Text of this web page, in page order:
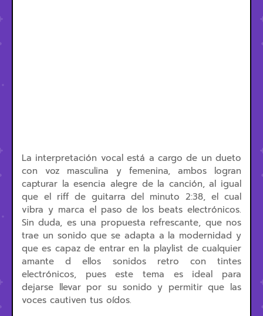
La interpretación vocal está a cargo de un dueto
con voz masculina y femenina, ambos logran
capturar la esencia alegre de la canción, al igual
que el riff de guitarra del minuto 2:38, el cual
vibra y marca el paso de los beats electrónicos.
Sin duda, es una propuesta refrescante, que nos
trae un sonido que se adapta a la modernidad y
que es capaz de entrar en la playlist de cualquier
amante d ellos sonidos retro con tintes
electrónicos, pues este tema es ideal para
dejarse llevar por su sonido y permitir que las
voces cautiven tus oídos.